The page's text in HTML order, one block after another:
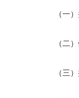
（一
（二
（三